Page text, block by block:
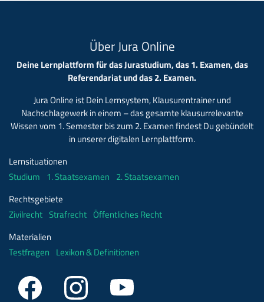
Über Jura Online
Deine Lernplattform für das Jurastudium, das 1. Examen, das
Referendariat und das 2. Examen.
Jura Online ist Dein Lernsystem, Klausurentrainer und
Nachschlagewerk in einem – das gesamte klausurrelevante
Wissen vom 1. Semester bis zum 2. Examen findest Du gebündelt
in unserer digitalen Lernplattform.
Lernsituationen
Studium 1. Staatsexamen 2. Staatsexamen
Rechtsgebiete
Zivilrecht Strafrecht Öffentliches Recht
Materialien
Testfragen Lexikon & Definitionen